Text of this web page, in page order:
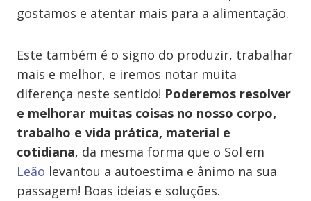
gostamos e atentar mais para a alimentação.
Este também é o signo do produzir, trabalhar
mais e melhor, e iremos notar muita
diferença neste sentido! Poderemos resolver
e melhorar muitas coisas no nosso corpo,
trabalho e vida prática, material e
cotidiana, da mesma forma que o Sol em
Leão levantou a autoestima e ânimo na sua
passagem! Boas ideias e soluções.